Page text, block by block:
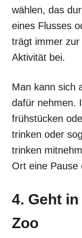
wählen, das
eines Flusses
trägt immer zur
Aktivität bei.
Man kann sich
dafür nehmen.
frühstücken
trinken oder
trinken
Ort eine Pause
4. Geht
Zoo